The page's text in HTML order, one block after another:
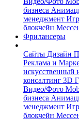
бизнеса
менеджмент
блокчейн
Фрилансеры
Сайты Дизайн
Реклама и
искусственный
консалтинг 3D
Видео/Фото
бизнеса
менеджмент
блокчейн